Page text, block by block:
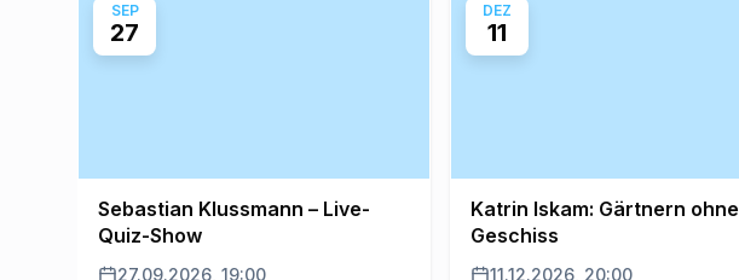
SEP
27
Sebastian Klussmann – Live-
Quiz-Show
27.09.2026, 19:00
DEZ
11
Katrin Iskam: Gärtnern
Geschiss
11.12.2026, 20:00